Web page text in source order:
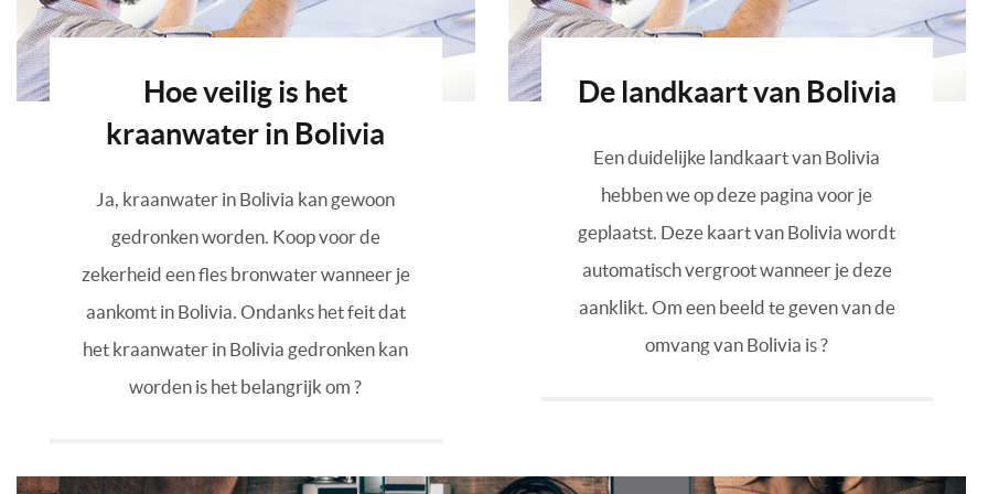
Hoe veilig is het
kraanwater in Bolivia
Ja, kraanwater in Bolivia kan gewoon
gedronken worden. Koop voor de
zekerheid een fles bronwater wanneer je
aankomt in Bolivia. Ondanks het feit dat
het kraanwater in Bolivia gedronken kan
worden is het belangrijk om ?
De landkaart van Bolivia
Een duidelijke landkaart van Bolivia
hebben we op deze pagina voor je
geplaatst. Deze kaart van Bolivia wordt
automatisch vergroot wanneer je deze
aanklikt. Om een beeld te geven van de
omvang van Bolivia is ?